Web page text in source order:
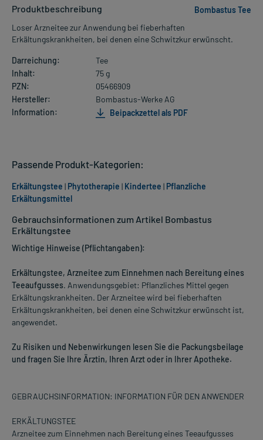
Produktbeschreibung
Bombastus Tee
Loser Arzneitee zur Anwendung bei fieberhaften
Erkältungskrankheiten, bei denen eine Schwitzkur erwünscht.
Darreichung:
Tee
Inhalt:
75 g
PZN:
05466909
Hersteller:
Bombastus-Werke AG
Information:
Beipackzettel als PDF
Gebrauchsinformationen zum Artikel Bombastus
Erkältungstee
Wichtige Hinweise (Pflichtangaben):
Erkältungstee, Arzneitee zum Einnehmen nach Bereitung eines
Teeaufgusses. Anwendungsgebiet: Pflanzliches Mittel gegen
Erkältungskrankheiten. Der Arzneitee wird bei fieberhaften
Erkältungskrankheiten, bei denen eine Schwitzkur erwünscht ist,
angewendet.
Zu Risiken und Nebenwirkungen lesen Sie die Packungsbeilage
und fragen Sie Ihre Ärztin, Ihren Arzt oder in Ihrer Apotheke.
GEBRAUCHSINFORMATION: INFORMATION FÜR DEN ANWENDER
ERKÄLTUNGSTEE
Arzneitee zum Einnehmen nach Bereitung eines Teeaufgusses
Passende Produkt-Kategorien:
Erkältungstee | Phytotherapie | Kindertee | Pflanzliche
Erkältungsmittel